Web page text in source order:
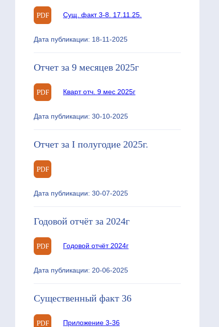
Сущ. факт 3-8. 17.11.25.
Дата публикации: 18-11-2025
Отчет за 9 месяцев 2025г
Кварт отч. 9 мес 2025г
Дата публикации: 30-10-2025
Отчет за I полугодие 2025г.
Дата публикации: 30-07-2025
Годовой отчёт за 2024г
Годовой отчёт 2024г
Дата публикации: 20-06-2025
Существенный факт 36
Приложение 3-36